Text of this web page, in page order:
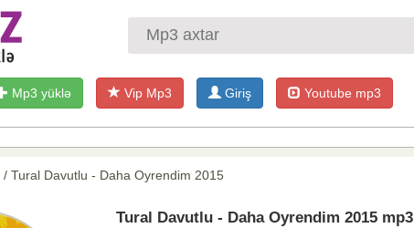
Mp3 yüklə Vip Mp3 Giriş Youtube mp3
/ Tural Davutlu - Daha Oyrendim 2015
Tural Davutlu - Daha Oyrendim 2015 mp3